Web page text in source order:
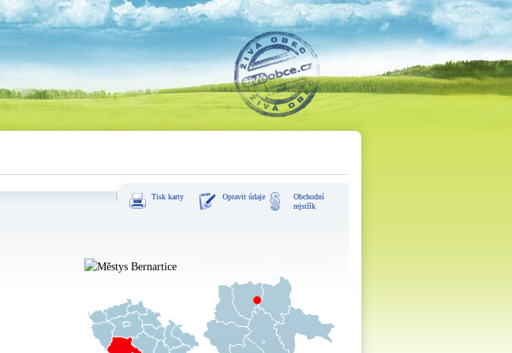
Tisk karty Opravit údaje
Obchodní
rejstřík